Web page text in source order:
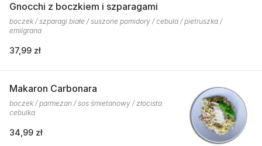
Gnocchi z boczkiem i szparagami
boczek / szparagi białe / suszone pomidory / cebula / pietruszka /
emilgrana
37,99 zł
Makaron Carbonara
boczek / parmezan / sos śmietanowy / złocista
cebulka
34,99 zł